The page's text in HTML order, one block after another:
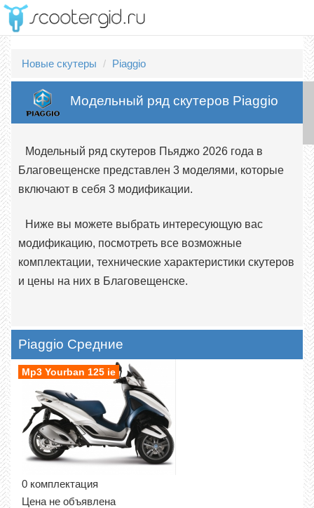
Новые скутеры Piaggio
Модельный ряд скутеров Piaggio
Модельный ряд скутеров Пьяджо 2026 года в
Благовещенске представлен 3 моделями, которые
включают в себя 3 модификации.
Ниже вы можете выбрать интересующую вас
модификацию, посмотреть все возможные
комплектации, технические характеристики скутеров
и цены на них в Благовещенске.
Piaggio Средние
Mp3 Yourban 125 ie
0 комплектация
Цена не объявлена